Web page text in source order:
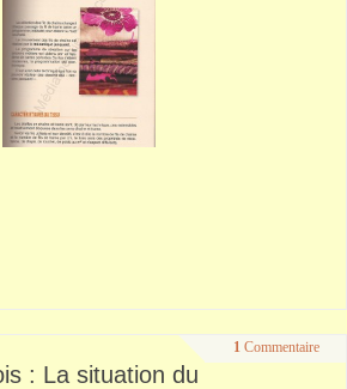
1 Commentaire
: La situation du